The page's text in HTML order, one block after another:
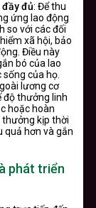
đủ: Để thu
ứng lao động
so với các đối
xã hội, bảo
Điều này
bó của lao
của họ.
lương cơ
độ thưởng linh
hoặc hoàn
thưởng kịp thời
quả hơn và gắn
phát triển